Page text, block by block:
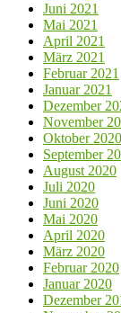
Juni 2021
Mai 2021
April 2021
März 2021
Februar 2021
Januar 2021
Dezember
November
Oktober 2020
September
August 2020
Juli 2020
Juni 2020
Mai 2020
April 2020
März 2020
Februar 2020
Januar 2020
Dezember